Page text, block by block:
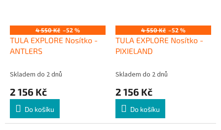
4 550 Kč –52 %
TULA EXPLORE Nosítko -
ANTLERS
Skladem do 2 dnů
2 156 Kč
Do košíku
4 550 Kč –52 %
TULA EXPLORE Nosítko -
PIXIELAND
Skladem do 2 dnů
2 156 Kč
Do košíku